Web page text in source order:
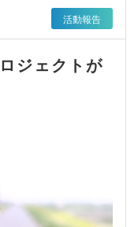
活動報告
ジェクトが